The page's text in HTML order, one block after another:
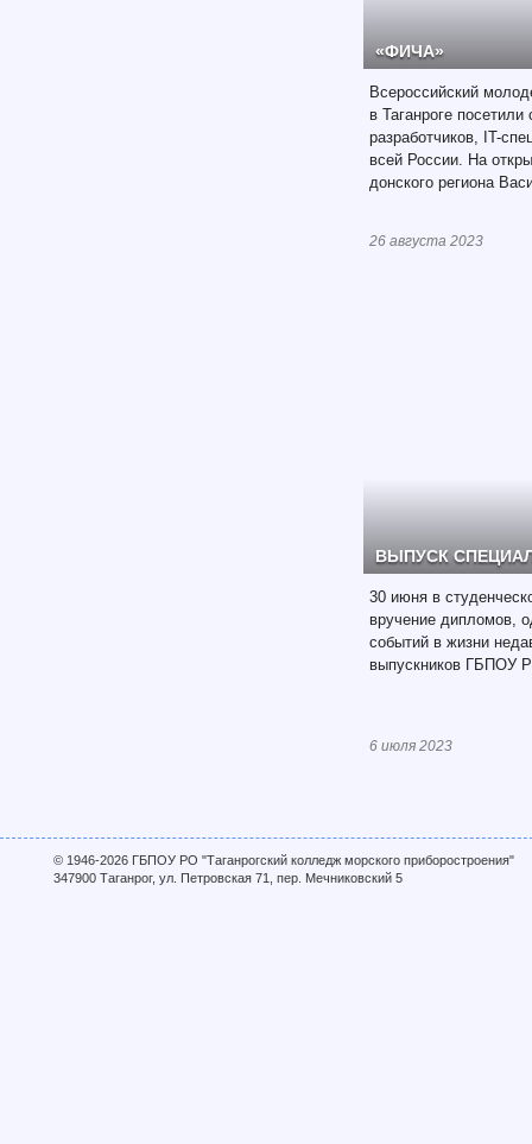
«ФИЧА»
Всероссийский
в Таганроге
разработчиков, IT-
всей России. На
донского региона
26 августа 2023
ВЫПУСК
30 июня в
вручение дипломов,
событий в жизни
выпускников ГБПОУ
6 июля 2023
© 1946-2026 ГБПОУ РО "Таганрогский колледж морского приборостроения"
347900 Таганрог, ул. Петровская 71, пер. Мечниковский 5